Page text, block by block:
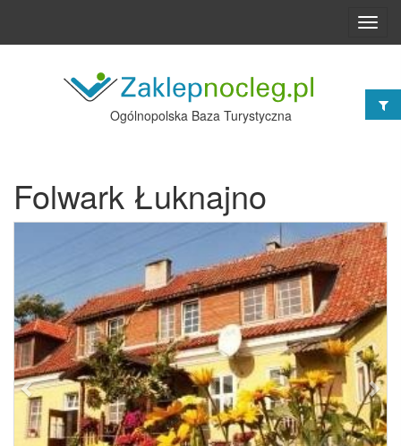
Ogólnopolska Baza Turystyczna
Folwark Łuknajno